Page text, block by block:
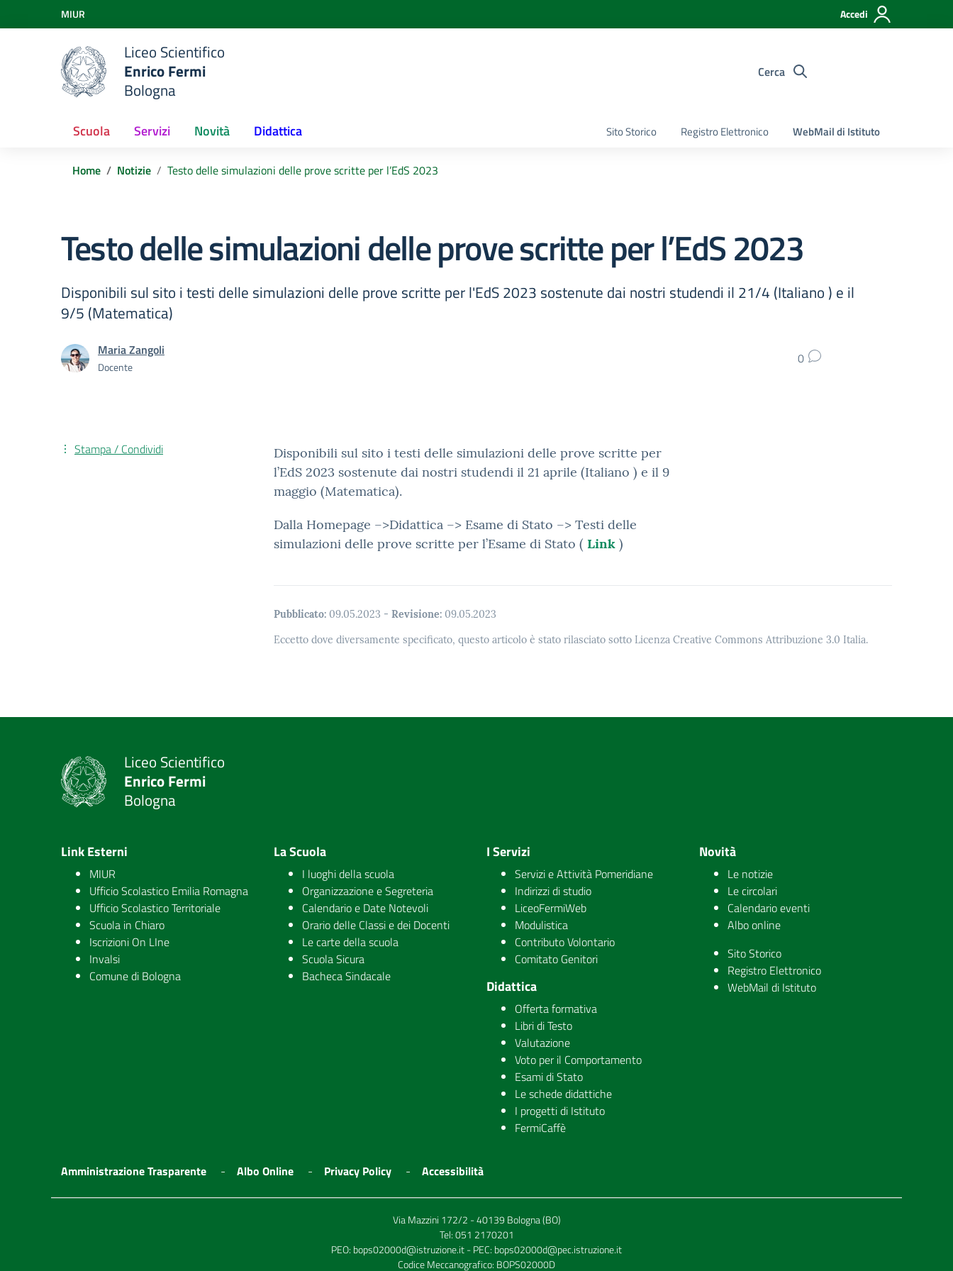
Vai ai contenuti
Vai al menu di navigazione
Vai al footer
MIUR Accedi
Liceo Scientifico
Enrico Fermi
Bologna
Cerca
Sito Storico Registro Elettronico WebMail di Istituto
Scuola Servizi Novità Didattica
Home Notizie Testo delle simulazioni delle prove scritte per l’EdS 2023
Testo delle simulazioni delle prove scritte per l’EdS 2023
Disponibili sul sito i testi delle simulazioni delle prove scritte per l'EdS 2023 sostenute dai nostri studendi il 21/4 (Italiano ) e il
9/5 (Matematica)
Maria Zangoli
Docente 0
Disponibili sul sito i testi delle simulazioni delle prove scritte per
l’EdS 2023 sostenute dai nostri studendi il 21 aprile (Italiano ) e il 9
maggio (Matematica).
Dalla Homepage –>Didattica –> Esame di Stato –> Testi delle
simulazioni delle prove scritte per l’Esame di Stato ( Link )
Pubblicato: 09.05.2023 - Revisione: 09.05.2023
Eccetto dove diversamente specificato, questo articolo è stato rilasciato sotto Licenza Creative Commons Attribuzione 3.0 Italia.
Stampa / Condividi
Liceo Scientifico
Enrico Fermi
Bologna
Link Esterni
MIUR
Ufficio Scolastico Emilia Romagna
Ufficio Scolastico Territoriale
Scuola in Chiaro
Iscrizioni On LIne
Invalsi
Comune di Bologna
La Scuola
I luoghi della scuola
Organizzazione e Segreteria
Calendario e Date Notevoli
Orario delle Classi e dei Docenti
Le carte della scuola
Scuola Sicura
Bacheca Sindacale
I Servizi
Servizi e Attività Pomeridiane
Indirizzi di studio
LiceoFermiWeb
Modulistica
Contributo Volontario
Comitato Genitori
Didattica
Offerta formativa
Libri di Testo
Valutazione
Voto per il Comportamento
Esami di Stato
Le schede didattiche
I progetti di Istituto
FermiCaffè
Novità
Le notizie
Le circolari
Calendario eventi
Albo online
Sito Storico
Registro Elettronico
WebMail di Istituto
Amministrazione Trasparente Albo Online Privacy Policy Accessibilità
Via Mazzini 172/2 - 40139 Bologna (BO)
Tel:051 2170201
PEO: bops02000d@istruzione.it- PEC: bops02000d@pec.istruzione.it
Codice Meccanografico: BOPS02000D